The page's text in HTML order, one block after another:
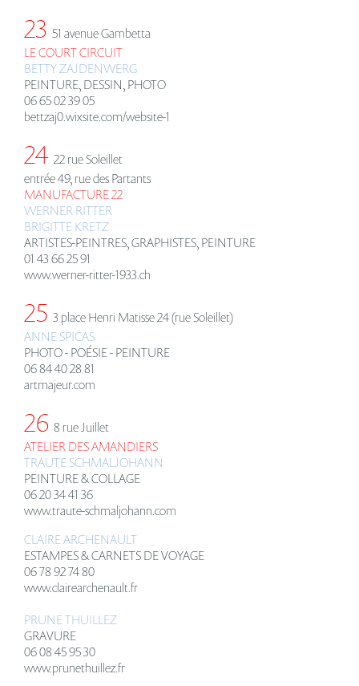
23 51 avenue Gambetta
LE COURT CIRCUIT
BETTY ZAJDENWERG
PEINTURE, DESSIN, PHOTO
06 65 02 39 05
bettzaj0.wixsite.com/website-1
24 22 rue Soleillet
entrée 49, rue des Partants
MANUFACTURE 22
WERNER RITTER
BRIGITTE KRETZ
ARTISTES-PEINTRES, GRAPHISTES, PEINTURE
01 43 66 25 91
www.werner-ritter-1933.ch
25 3 place Henri Matisse24 (rue Soleillet)
ANNE SPICAS
PHOTO - POÉSIE - PEINTURE
06 84 40 28 81
artmajeur.com
26 8 rue Juillet
ATELIER DES AMANDIERS
TRAUTE SCHMALJOHANN
PEINTURE & COLLAGE
06 20 34 41 36
www.traute-schmaljohann.com
CLAIRE ARCHENAULT
ESTAMPES & CARNETS DE VOYAGE
06 78 92 74 80
www.clairearchenault.fr
PRUNE THUILLEZ
GRAVURE
06 08 45 95 30
www.prunethuillez.fr